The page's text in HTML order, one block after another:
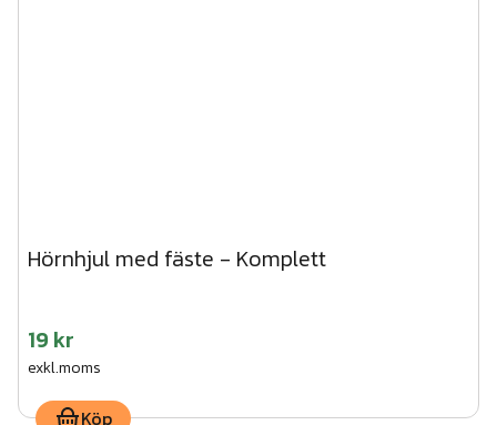
Hörnhjul med fäste - Komplett
19 kr
exkl.moms
Köp